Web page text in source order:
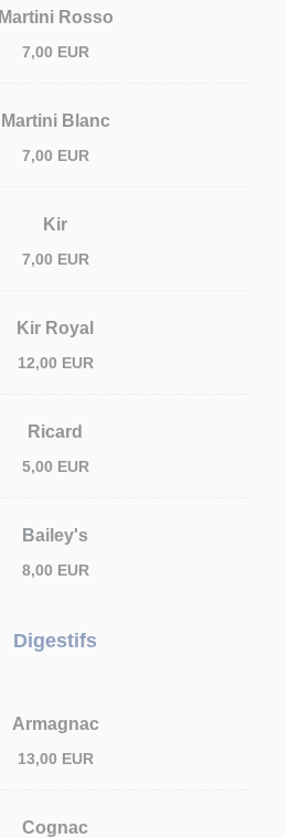
Martini Rosso
7,00 EUR
Martini Blanc
7,00 EUR
Kir
7,00 EUR
Kir Royal
12,00 EUR
Ricard
5,00 EUR
Bailey's
8,00 EUR
Digestifs
Armagnac
13,00 EUR
Cognac